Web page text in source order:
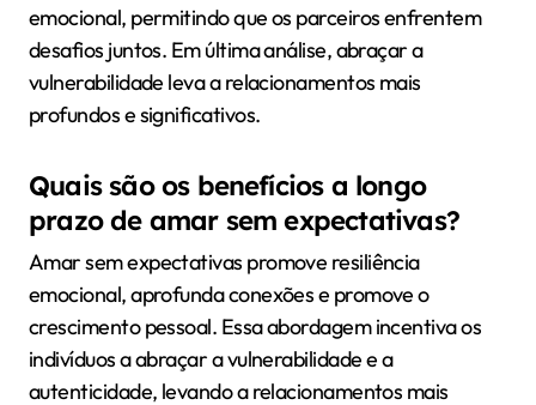
emocional, permitindo que os parceiros enfrentem
desafios juntos. Em última análise, abraçar a
vulnerabilidade leva a relacionamentos mais
profundos e significativos.
Quais são os benefícios a longo
prazo de amar sem expectativas?
Amar sem expectativas promove resiliência
emocional, aprofunda conexões e promove o
crescimento pessoal. Essa abordagem incentiva os
indivíduos a abraçar a vulnerabilidade e a
autenticidade, levando a relacionamentos mais